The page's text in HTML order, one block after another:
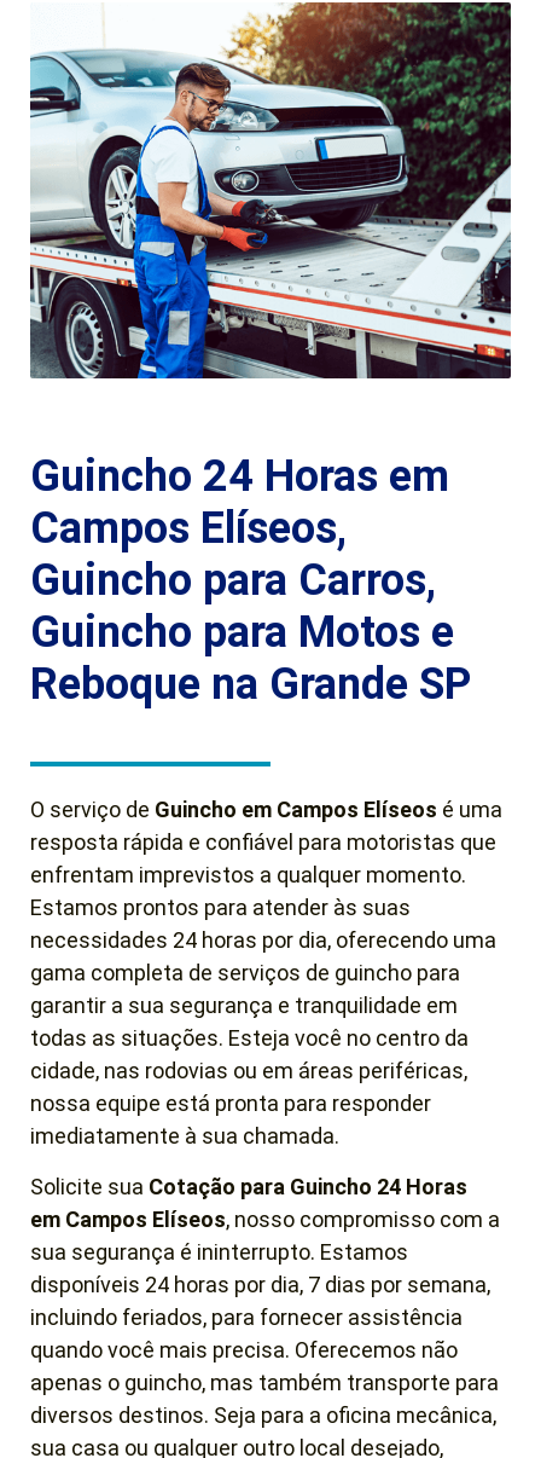
Guincho 24 Horas em
Campos Elíseos,
Guincho para Carros,
Guincho para Motos e
Reboque na Grande SP
O serviço de Guincho em Campos Elíseos é uma
resposta rápida e confiável para motoristas que
enfrentam imprevistos a qualquer momento.
Estamos prontos para atender às suas
necessidades 24 horas por dia, oferecendo uma
gama completa de serviços de guincho para
garantir a sua segurança e tranquilidade em
todas as situações. Esteja você no centro da
cidade, nas rodovias ou em áreas periféricas,
nossa equipe está pronta para responder
imediatamente à sua chamada.
Solicite sua Cotação para Guincho 24 Horas
em Campos Elíseos, nosso compromisso com a
sua segurança é ininterrupto. Estamos
disponíveis 24 horas por dia, 7 dias por semana,
incluindo feriados, para fornecer assistência
quando você mais precisa. Oferecemos não
apenas o guincho, mas também transporte para
diversos destinos. Seja para a oficina mecânica,
sua casa ou qualquer outro local desejado,